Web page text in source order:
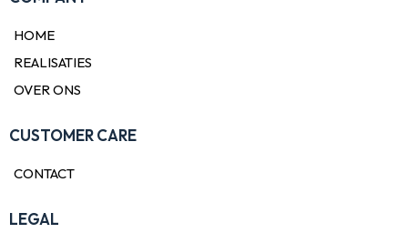
HOME
REALISATIES
OVER ONS
CUSTOMER CARE
CONTACT
LEGAL